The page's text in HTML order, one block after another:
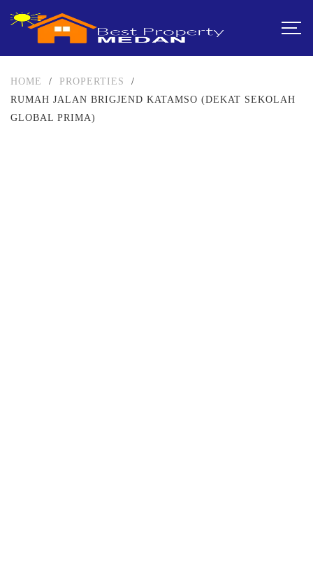
HOME / PROPERTIES
/
RUMAH JALAN BRIGJEND KATAMSO (DEKAT SEKOLAH
GLOBAL PRIMA)